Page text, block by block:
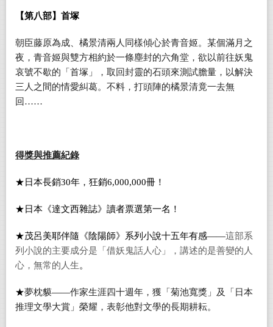
【第八部】 首塚
朝臣藤原為成、橘景清兩人同樣傾心於青音姬。某個滿月之
夜，青音姬與雙方相約於一條塵封的六角堂，欲以前往妖鬼
哀號不歇的「首塚」，取回封靈的石頭來測試膽量，以解決
三人之間的情愛糾葛。不料，打頭陣的橘景清竟一去無
回……
得獎與推薦紀錄
★ 日本長銷30年 ， 狂銷6,000,000冊 ！
★ 日本 《達文西雜誌》讀者票選第一名 ！
★茂呂美耶伴隨《陰陽師》系列小說十五年有感——這部系
列小說的主要成分是「借妖鬼話人心」，講述的是善變的人
心，無常的人生。
★夢枕貘——作家生涯四十週年 ，獲「菊池寬獎」及「日本
推理文學大賞」榮耀，表彰他對文學的長期耕耘。